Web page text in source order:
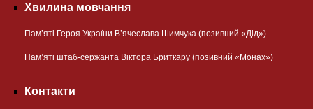
Хвилина мовчання
Пам’яті Героя України В’ячеслава Шимчука (позивний «Дід»)
Пам’яті штаб-сержанта Віктора Бриткару (позивний «Монах»)
Контакти